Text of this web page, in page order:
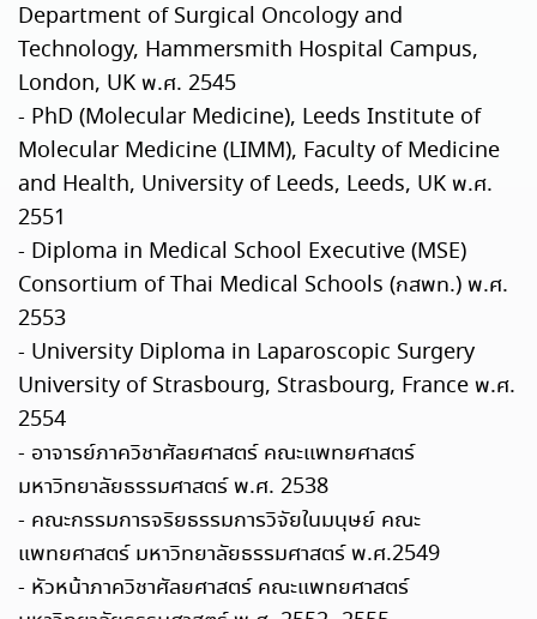
Department of Surgical Oncology and
Technology, Hammersmith Hospital Campus,
London, UK พ.ศ. 2545
- PhD (Molecular Medicine), Leeds Institute of
Molecular Medicine (LIMM), Faculty of Medicine
and Health, University of Leeds, Leeds, UK พ.ศ.
2551
- Diploma in Medical School Executive (MSE)
Consortium of Thai Medical Schools (กสพท.) พ.ศ.
2553
- University Diploma in Laparoscopic Surgery
University of Strasbourg, Strasbourg, France พ.ศ.
2554
- อาจารย์ภาควิชาศัลยศาสตร์ คณะแพทยศาสตร์
มหาวิทยาลัยธรรมศาสตร์ พ.ศ. 2538
- คณะกรรมการจริยธรรมการวิจัยในมนุษย์ คณะ
แพทยศาสตร์ มหาวิทยาลัยธรรมศาสตร์ พ.ศ.2549
- หัวหน้าภาควิชาศัลยศาสตร์ คณะแพทยศาสตร์